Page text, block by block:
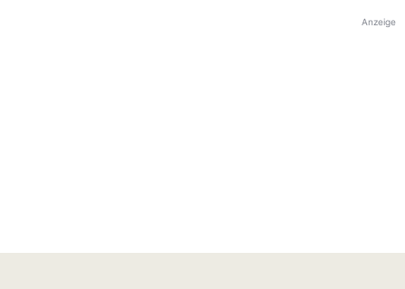
Anzeige